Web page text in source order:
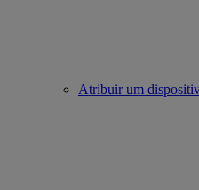
Atribuir um